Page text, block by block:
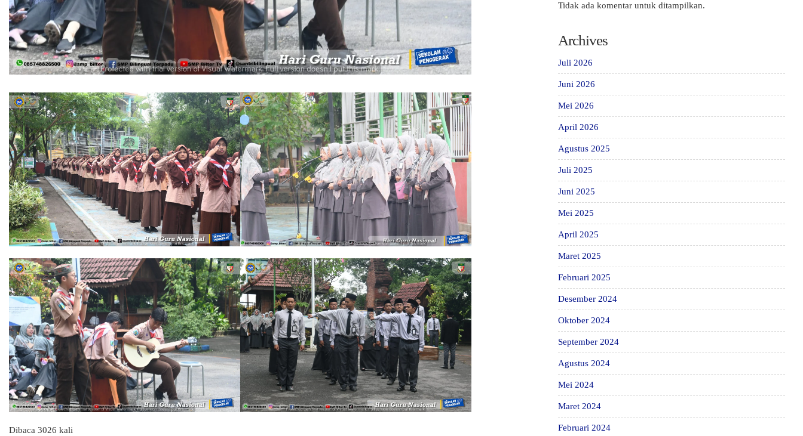
Dibaca 3026 kali
Tidak ada komentar untuk ditampilkan.
Archives
Juli 2026
Juni 2026
Mei 2026
April 2026
Agustus 2025
Juli 2025
Juni 2025
Mei 2025
April 2025
Maret 2025
Februari 2025
Desember 2024
Oktober 2024
September 2024
Agustus 2024
Mei 2024
Maret 2024
Februari 2024